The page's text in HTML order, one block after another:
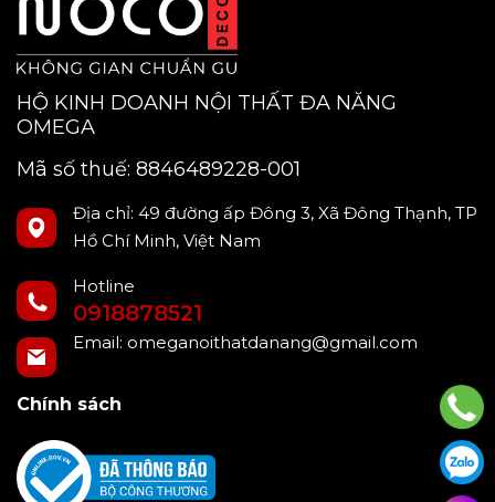
HỘ KINH DOANH NỘI THẤT ĐA NĂNG
OMEGA
Mã số thuế: 8846489228-001
Địa chỉ: 49 đường ấp Đông 3, Xã Đông Thạnh, TP
Hồ Chí Minh, Việt Nam
Hotline
0918878521
Email: omeganoithatdanang@gmail.com
Chính sách